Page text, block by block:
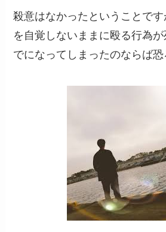
殺意はなかったということで
を自覚しないままに殴る行為
でになってしまったのならば恐